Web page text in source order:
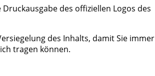
des offiziellen Logos des
des Inhalts, damit Sie immer
tragen können.